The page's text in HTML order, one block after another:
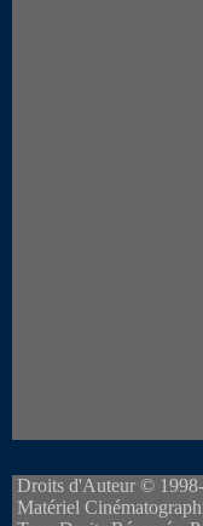
Droits d'Auteur ©
Matériel